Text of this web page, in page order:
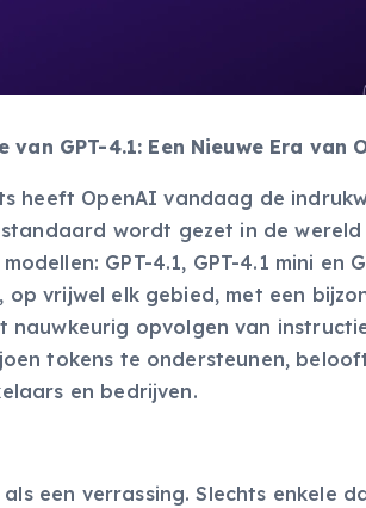
GPT-4.1: Een Nieuwe Era van
heeft OpenAI vandaag de
wordt gezet in de
GPT-4.1, GPT-4.1 mini en
vrijwel elk gebied, met een
opvolgen van
tokens te ondersteunen,
en bedrijven.
als een verrassing. Slechts enkele